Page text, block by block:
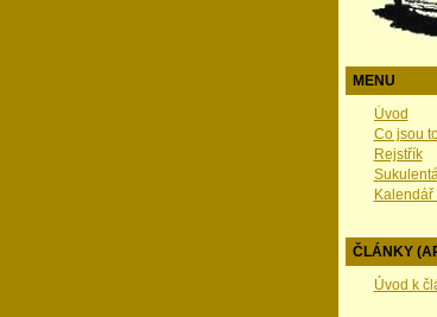
MENU
Úvod
Co jsou
Rejstřík
Kalendář
ČLÁNKY
Úvod k